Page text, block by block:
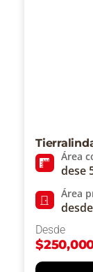
Área
dese
Área
Desde
$